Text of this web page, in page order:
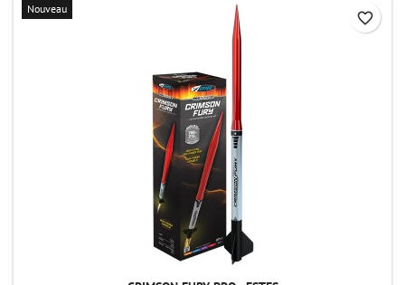
Nouveau
favorite_border